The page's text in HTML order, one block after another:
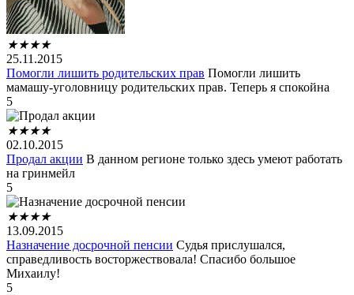
★★★★
25.11.2015
Помогли лишить родительских прав Помогли лишить
мамашу-уголовницу родительских прав. Теперь я спокойна
5
★★★★
02.10.2015
Продал акции В данном регионе только здесь умеют работать
на гринмейл
5
★★★★
13.09.2015
Назначение досрочной пенсии Судья прислушался,
справедливость восторжествовала! Спасибо большое
Михаилу!
5